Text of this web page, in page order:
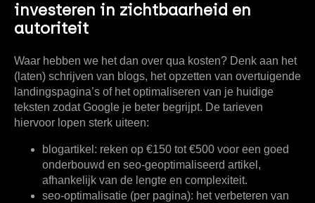
investeren in zichtbaarheid en
autoriteit
Waar hebben we het dan over qua kosten? Denk aan het
(laten) schrijven van blogs, het opzetten van overtuigende
landingspagina’s of het optimaliseren van je huidige
teksten zodat Google je beter begrijpt. De tarieven
hiervoor lopen sterk uiteen:
blogartikel: reken op €150 tot €500 voor een goed
onderbouwd en seo-geoptimaliseerd artikel,
afhankelijk van de lengte en complexiteit.
seo-optimalisatie (per pagina): het verbeteren van